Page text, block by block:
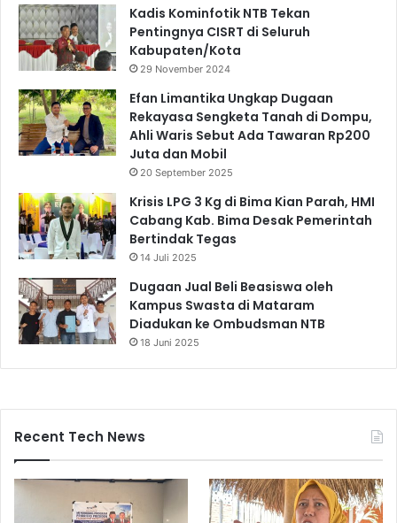
Kadis Kominfotik NTB Tekan
Pentingnya CISRT di Seluruh
Kabupaten/Kota
29 November 2024
Efan Limantika Ungkap Dugaan
Rekayasa Sengketa Tanah di Dompu,
Ahli Waris Sebut Ada Tawaran Rp200
Juta dan Mobil
20 September 2025
Krisis LPG 3 Kg di Bima Kian Parah, HMI
Cabang Kab. Bima Desak Pemerintah
Bertindak Tegas
14 Juli 2025
Dugaan Jual Beli Beasiswa oleh
Kampus Swasta di Mataram
Diadukan ke Ombudsman NTB
18 Juni 2025
Recent Tech News